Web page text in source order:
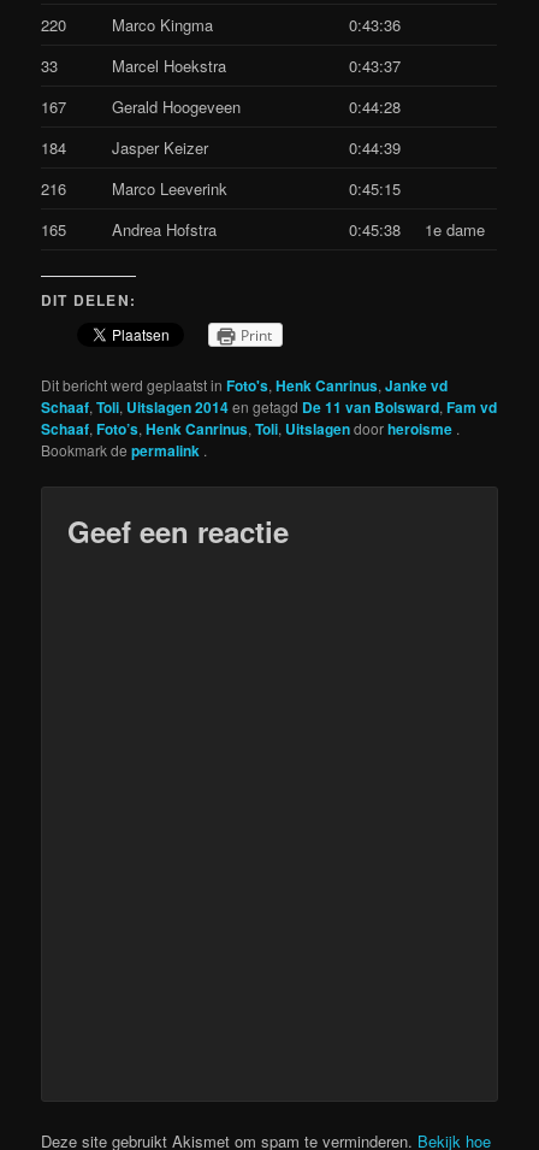
220
Marco Kingma
0:43:36
33
Marcel Hoekstra
0:43:37
167
Gerald Hoogeveen
0:44:28
184
Jasper Keizer
0:44:39
216
Marco Leeverink
0:45:15
165
Andrea Hofstra 0:45:38 1e dame
DIT DELEN:
Print
Dit bericht werd geplaatst inFoto's,Henk Canrinus,Janke vd
Schaaf,Toli, Uitslagen 2014en getagd De 11 van Bolsward,Fam vd
Schaaf,Foto’s,Henk Canrinus,Toli, Uitslagendoorheroisme .
Bookmark depermalink .
Geef een reactie
Deze site gebruikt Akismet om spam te verminderen. Bekijk hoe